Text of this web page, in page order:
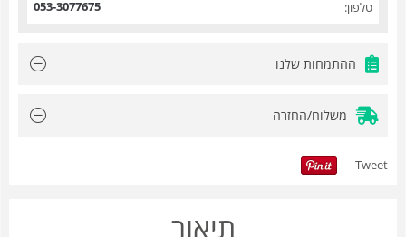
טלפון: 053-3077675
ההתמחות שלנו
משלוח/החזרה
Tweet
תיאור